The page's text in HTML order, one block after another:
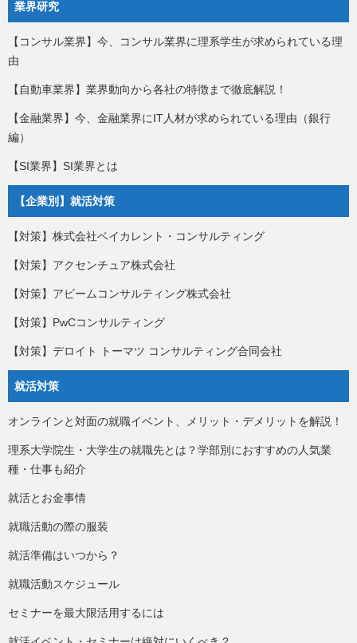
業界研究
【コンサル業界】今、コンサル業界に理系学生が求められている理
由
【自動車業界】業界動向から各社の特徴まで徹底解説！
【金融業界】今、金融業界にIT人材が求められている理由（銀行
編）
【SI業界】SI業界とは
【企業別】就活対策
【対策】株式会社ベイカレント・コンサルティング
【対策】アクセンチュア株式会社
【対策】アビームコンサルティング株式会社
【対策】PwCコンサルティング
【対策】デロイト トーマツ コンサルティング合同会社
就活対策
オンラインと対面の就職イベント、メリット・デメリットを解説！
理系大学院生・大学生の就職先とは？学部別におすすめの人気業
種・仕事も紹介
就活とお金事情
就職活動の際の服装
就活準備はいつから？
就職活動スケジュール
セミナーを最大限活用するには